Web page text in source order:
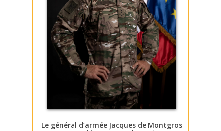
Le général d’armée Jacques de Montgros